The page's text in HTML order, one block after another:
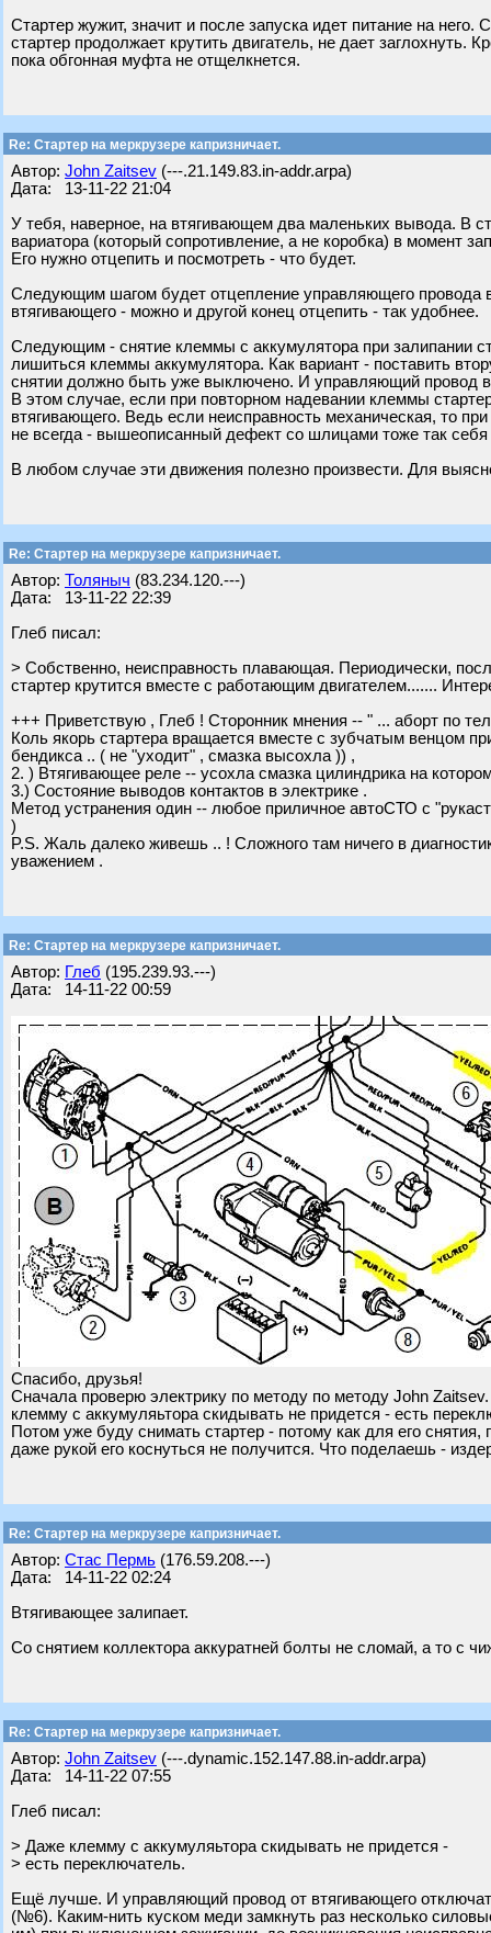
Стартер жужит, значит и после запуска идет питание на
стартер продолжает крутить двигатель, не дает заглохнуть.
пока обгонная муфта не отщелкнется.
Re: Стартер на меркрузере капризничает.
Автор: John Zaitsev (---.21.149.83.in-addr.arpa)
Дата: 13-11-22 21:04
У тебя, наверное, на втягивающем два маленьких вывода. В
вариатора (который сопротивление, а не коробка) в момент
Его нужно отцепить и посмотреть - что будет.
Следующим шагом будет отцепление управляющего провода
втягивающего - можно и другой конец отцепить - так удобнее.
Следующим - снятие клеммы с аккумулятора при залипании
лишиться клеммы аккумулятора. Как вариант - поставить
снятии должно быть уже выключено. И управляющий провод
В этом случае, если при повторном надевании клеммы
втягивающего. Ведь если неисправность механическая, то
не всегда - вышеописанный дефект со шлицами тоже так
В любом случае эти движения полезно произвести. Для
Re: Стартер на меркрузере капризничает.
Автор: Толяныч (83.234.120.---)
Дата: 13-11-22 22:39
Глеб писал:
> Собственно, неисправность плавающая. Периодически,
стартер крутится вместе с работающим двигателем.......
+++ Приветствую , Глеб ! Сторонник мнения -- " ... аборт по
Коль якорь стартера вращается вместе с зубчатым венцом
бендикса .. ( не "уходит" , смазка высохла )) ,
2. ) Втягивающее реле -- усохла смазка цилиндрика на
3.) Состояние выводов контактов в электрике .
Метод устранения один -- любое приличное автоСТО с
)
P.S. Жаль далеко живешь .. ! Сложного там ничего в
уважением .
Re: Стартер на меркрузере капризничает.
Автор: Глеб (195.239.93.---)
Дата: 14-11-22 00:59
Спасибо, друзья!
Сначала проверю электрику по методу по методу John
клемму с аккумуляьтора скидывать не придется - есть
Потом уже буду снимать стартер - потому как для его
даже рукой его коснуться не получится. Что поделаешь -
Re: Стартер на меркрузере капризничает.
Автор: Стас Пермь (176.59.208.---)
Дата: 14-11-22 02:24
Втягивающее залипает.
Со снятием коллектора аккуратней болты не сломай, а то с
Re: Стартер на меркрузере капризничает.
Автор: John Zaitsev (---.dynamic.152.147.88.in-addr.arpa)
Дата: 14-11-22 07:55
Глеб писал:
> Даже клемму с аккумуляьтора скидывать не придется -
> есть переключатель.
Ещё лучше. И управляющий провод от втягивающего
(№6). Каким-нить куском меди замкнуть раз несколько